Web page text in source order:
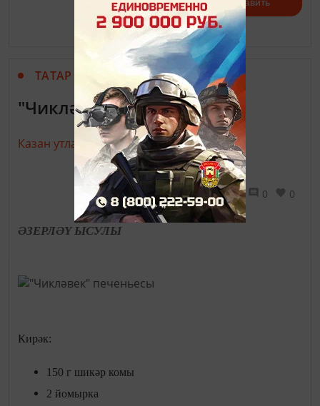
ТАТАР ХАЛЫК АШЛАРЫ
"Чикләвек" печеньесы
Казан утлары, 12 март 2019 - 11:00
2289 0 0
ӘЗЕРЛӘҮ ЫСУЛЫ
Кирәк:
150 г шикәр комы
2 йомырка